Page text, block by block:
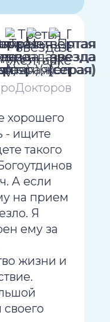
хорошего
- ищите
такого
А если
на прием
Я
ему за
жизни и